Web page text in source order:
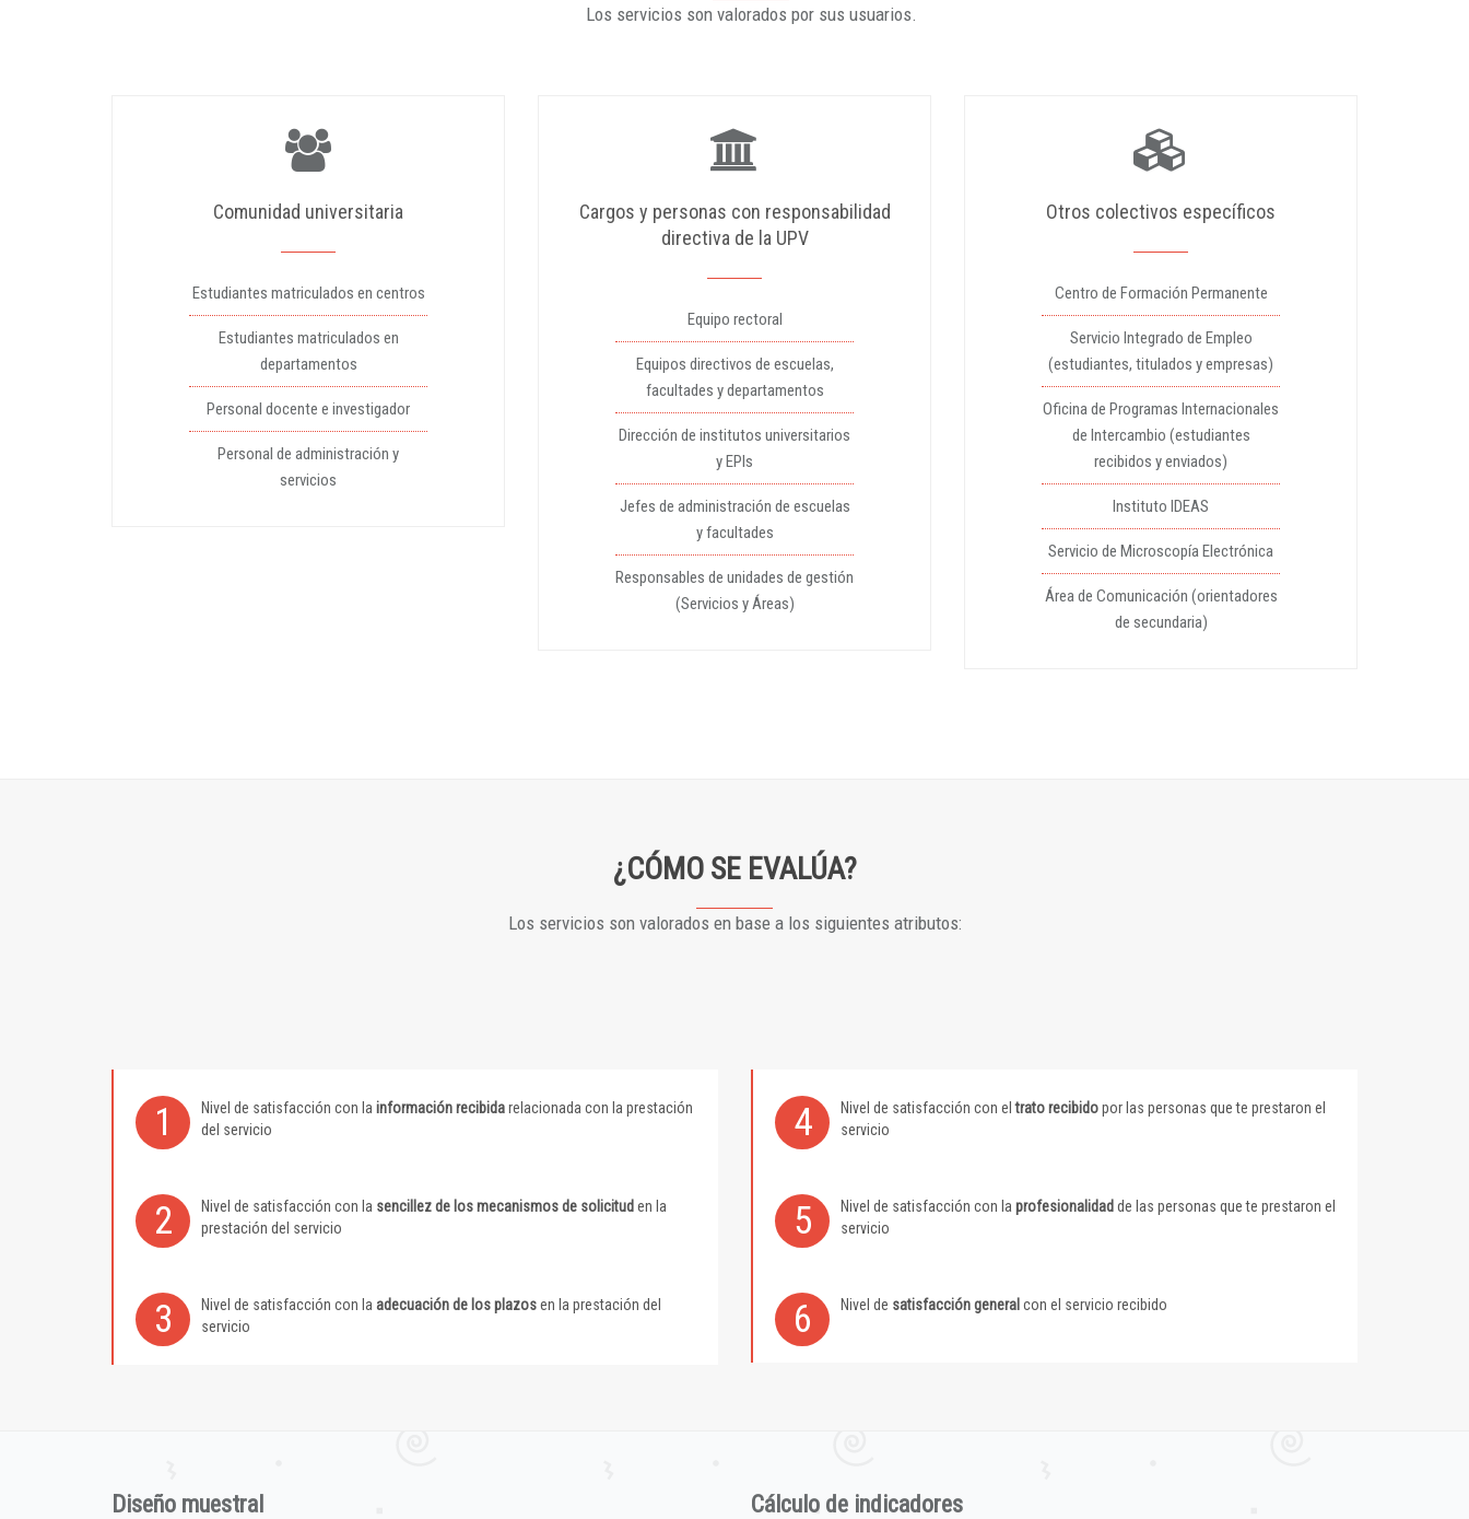
Los servicios son valorados por sus usuarios.
Comunidad universitaria
Estudiantes matriculados en centros
Estudiantes matriculados en
departamentos
Personal docente e investigador
Personal de administración y
servicios
Cargos y personas con responsabilidad
directiva de la UPV
Equipo rectoral
Equipos directivos de escuelas,
facultades y departamentos
Dirección de institutos universitarios
y EPIs
Jefes de administración de escuelas
y facultades
Responsables de unidades de gestión
(Servicios y Áreas)
Otros colectivos específicos
Centro de Formación Permanente
Servicio Integrado de Empleo
(estudiantes, titulados y empresas)
Oficina de Programas Internacionales
de Intercambio (estudiantes
recibidos y enviados)
Instituto IDEAS
Servicio de Microscopía Electrónica
Área de Comunicación (orientadores
de secundaria)
¿CÓMO SE EVALÚA?
Los servicios son valorados en base a los siguientes atributos:
1 Nivel de satisfacción con la información recibidarelacionada con la prestación
del servicio
4 Nivel de satisfacción con eltrato recibidopor las personas que te prestaron el
servicio
2 Nivel de satisfacción con la sencillez de los mecanismos de solicitud en la
prestación del servicio
5 Nivel de satisfacción con la profesionalidad de las personas que te prestaron el
servicio
3 Nivel de satisfacción con la adecuación de los plazosen la prestación del
servicio
6 Nivel de satisfacción general con el servicio recibido
Diseño muestral Cálculo de indicadores